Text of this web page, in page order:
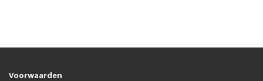
Voorwaarden